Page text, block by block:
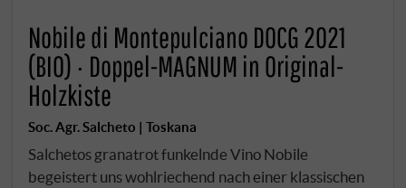
Nobile di Montepulciano DOCG 2021
(BIO) · Doppel-MAGNUM in Original-
Holzkiste
Soc. Agr. Salcheto | Toskana
Salchetos granatrot funkelnde Vino Nobile
begeistert uns wohlriechend nach einer klassischen